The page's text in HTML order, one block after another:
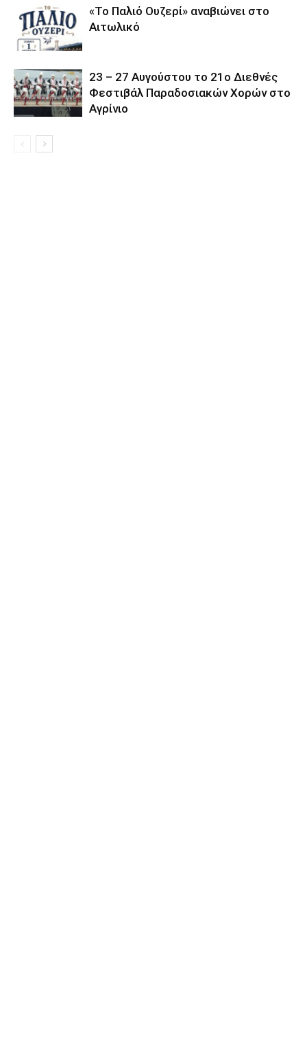
«Το Παλιό Ουζερί» αναβιώνει στο
Αιτωλικό
23 – 27 Aυγούστου το 21ο Διεθνές
Φεστιβάλ Παραδοσιακών Χορών στο
Αγρίνιο